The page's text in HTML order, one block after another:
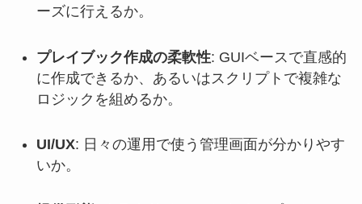
ーズに行えるか。
プレイブック作成の柔軟性: GUIベースで直感的
に作成できるか、あるいはスクリプトで複雑な
ロジックを組めるか。
UI/UX: 日々の運用で使う管理画面が分かりやす
いか。